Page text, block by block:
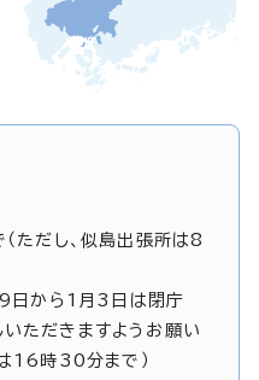
だし、似島出張所は8
日から1月3日は閉庁
ただきますようお願い
は16時30分まで）